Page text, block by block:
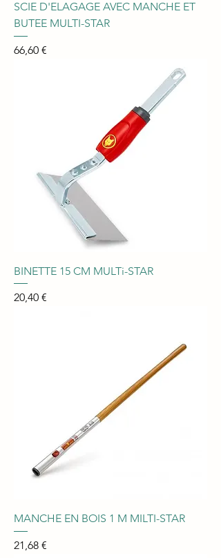
SCIE D'ELAGAGE AVEC MANCHE ET
BUTEE MULTI-STAR
Prix
66,60 €
BINETTE 15 CM MULTi-STAR
Prix
20,40 €
MANCHE EN BOIS 1 M MILTI-STAR
Prix
21,68 €